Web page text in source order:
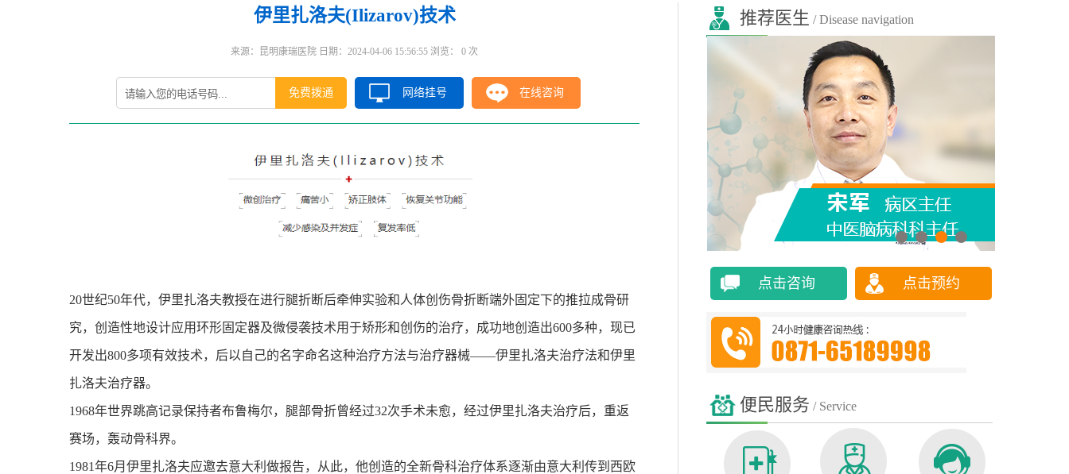
伊里扎洛夫(Ilizarov)技术
来源：昆明康瑞医院 日期：2024-04-06 15:56:55 浏览： 0 次
免费拨通 网络挂号 在线咨询
20世纪50年代，伊里扎洛夫教授在进行腿折断后牵伸实验和人体创伤骨折断端外固定下的推拉成骨研
究，创造性地设计应用环形固定器及微侵袭技术用于矫形和创伤的治疗，成功地创造出600多种，现已
开发出800多项有效技术，后以自己的名字命名这种治疗方法与治疗器械——伊里扎洛夫治疗法和伊里
扎洛夫治疗器。
1968年世界跳高记录保持者布鲁梅尔，腿部骨折曾经过32次手术未愈，经过伊里扎洛夫治疗后，重返
赛场，轰动骨科界。
1981年6月伊里扎洛夫应邀去意大利做报告，从此，他创造的全新骨科治疗体系逐渐由意大利传到西欧
推荐医生 / Disease navigation
点击咨询 点击预约
便民服务 / Service